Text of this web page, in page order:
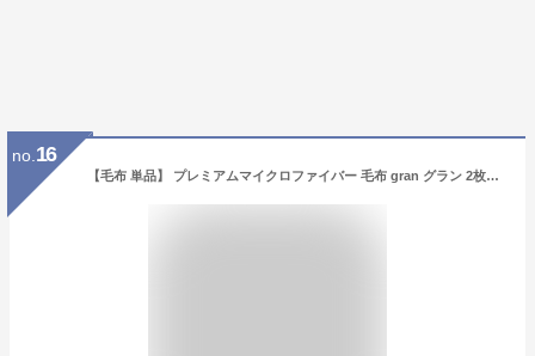
no. 16
【毛布 単品】 プレミアムマイクロファイバー 毛布 gran グラン 2枚合わせ毛布単品 発熱わた入り キング キングベッド キングサイズ 毛布 毛布単品のみ 保温性 冬物アイテム 軽量 かわいい マイクロファイバー 冬 マイクロファイバー